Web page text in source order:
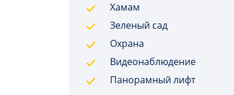
Хамам
Зеленый сад
Охрана
Видеонаблюдение
Панорамный лифт